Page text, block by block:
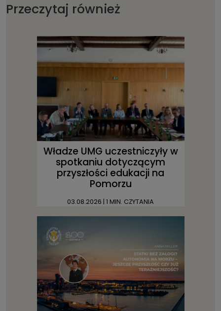
Przeczytaj również
Władze UMG uczestniczyły w
spotkaniu dotyczącym
przyszłości edukacji na
Pomorzu
03.08.2026 | 1 MIN. CZYTANIA